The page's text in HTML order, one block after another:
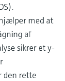
med at
af
sikrer et y-
den rette